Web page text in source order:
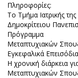
Πληροφορίες:
Το Τμήμα Ιατρικής
Δημοκρίτειου
Πρόγραμμα
Μεταπτυχιακών
Εγκεφαλικά
Η χρονική διάρκεια
Μεταπτυχιακών